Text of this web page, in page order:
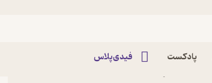
پادکست فیدی‌پلاس